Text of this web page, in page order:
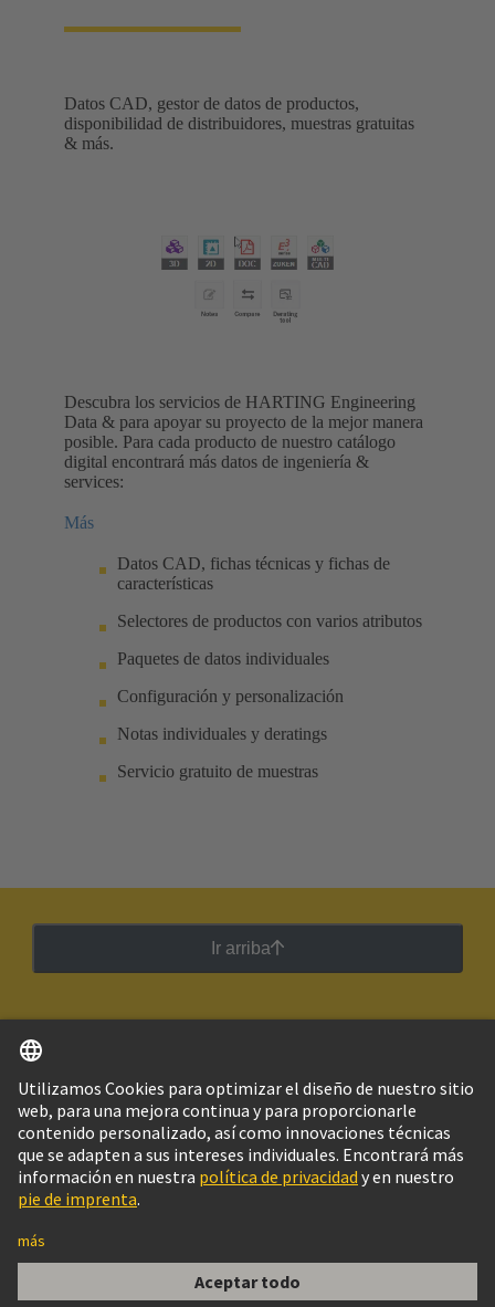
Datos CAD, gestor de datos de productos,
disponibilidad de distribuidores, muestras gratuitas
& más.
Descubra los servicios de HARTING Engineering
Data & para apoyar su proyecto de la mejor manera
posible. Para cada producto de nuestro catálogo
digital encontrará más datos de ingeniería &
services:
Más
Datos CAD, fichas técnicas y fichas de
características
Selectores de productos con varios atributos
Paquetes de datos individuales
Configuración y personalización
Notas individuales y deratings
Servicio gratuito de muestras
Ir arriba
Argentina Español
© Grupo Tecnológico HARTING
Configuración de cookies